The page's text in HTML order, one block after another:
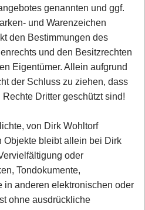
genannten und ggf.
und Warenzeichen
den Bestimmungen des
und den Besitzrechten
Eigentümer. Allein aufgrund
der Schluss zu ziehen, dass
Dritter geschützt sind!
von Dirk Wohltorf
Objekte bleibt allein bei Dirk
oder
Tondokumente,
in anderen elektronischen oder
ohne ausdrückliche